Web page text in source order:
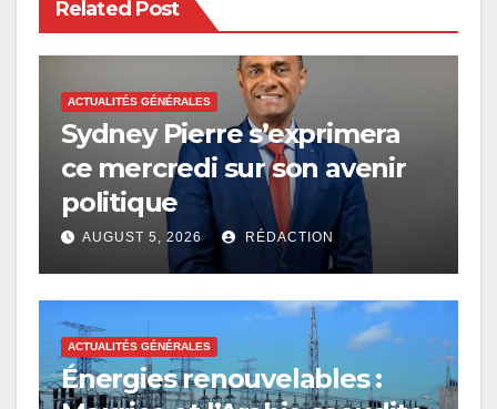
Related Post
ACTUALITÉS GÉNÉRALES
Sydney Pierre s’exprimera
ce mercredi sur son avenir
politique
AUGUST 5, 2026 RÉDACTION
ACTUALITÉS GÉNÉRALES
Énergies renouvelables :